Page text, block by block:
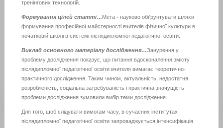
тренінгових технологій.
Формування цілей статті…Мета-науково обґрунтувати шляхи
формування професійної майстерності вчителів фізичної культури в
початковій школі в системі післядипломної педагогічної освіти.
Виклад основного матеріалу дослідження…Занурення у
проблему дослідження показує, що питання вдосконалення змісту
післядипломної педагогічної освіти вчителя вимагає теоретично-
практичного дослідження. Таким чином, актуальність, недостатня
розробленість, соціальна затребуваність і практична значущість
проблеми дослідження зумовили вибір теми дослідження.
Для того, щоб слідувати вимогам часу, в сучасних інститутах
післядипломної педагогічної освіти запроваджується інтенсифікація